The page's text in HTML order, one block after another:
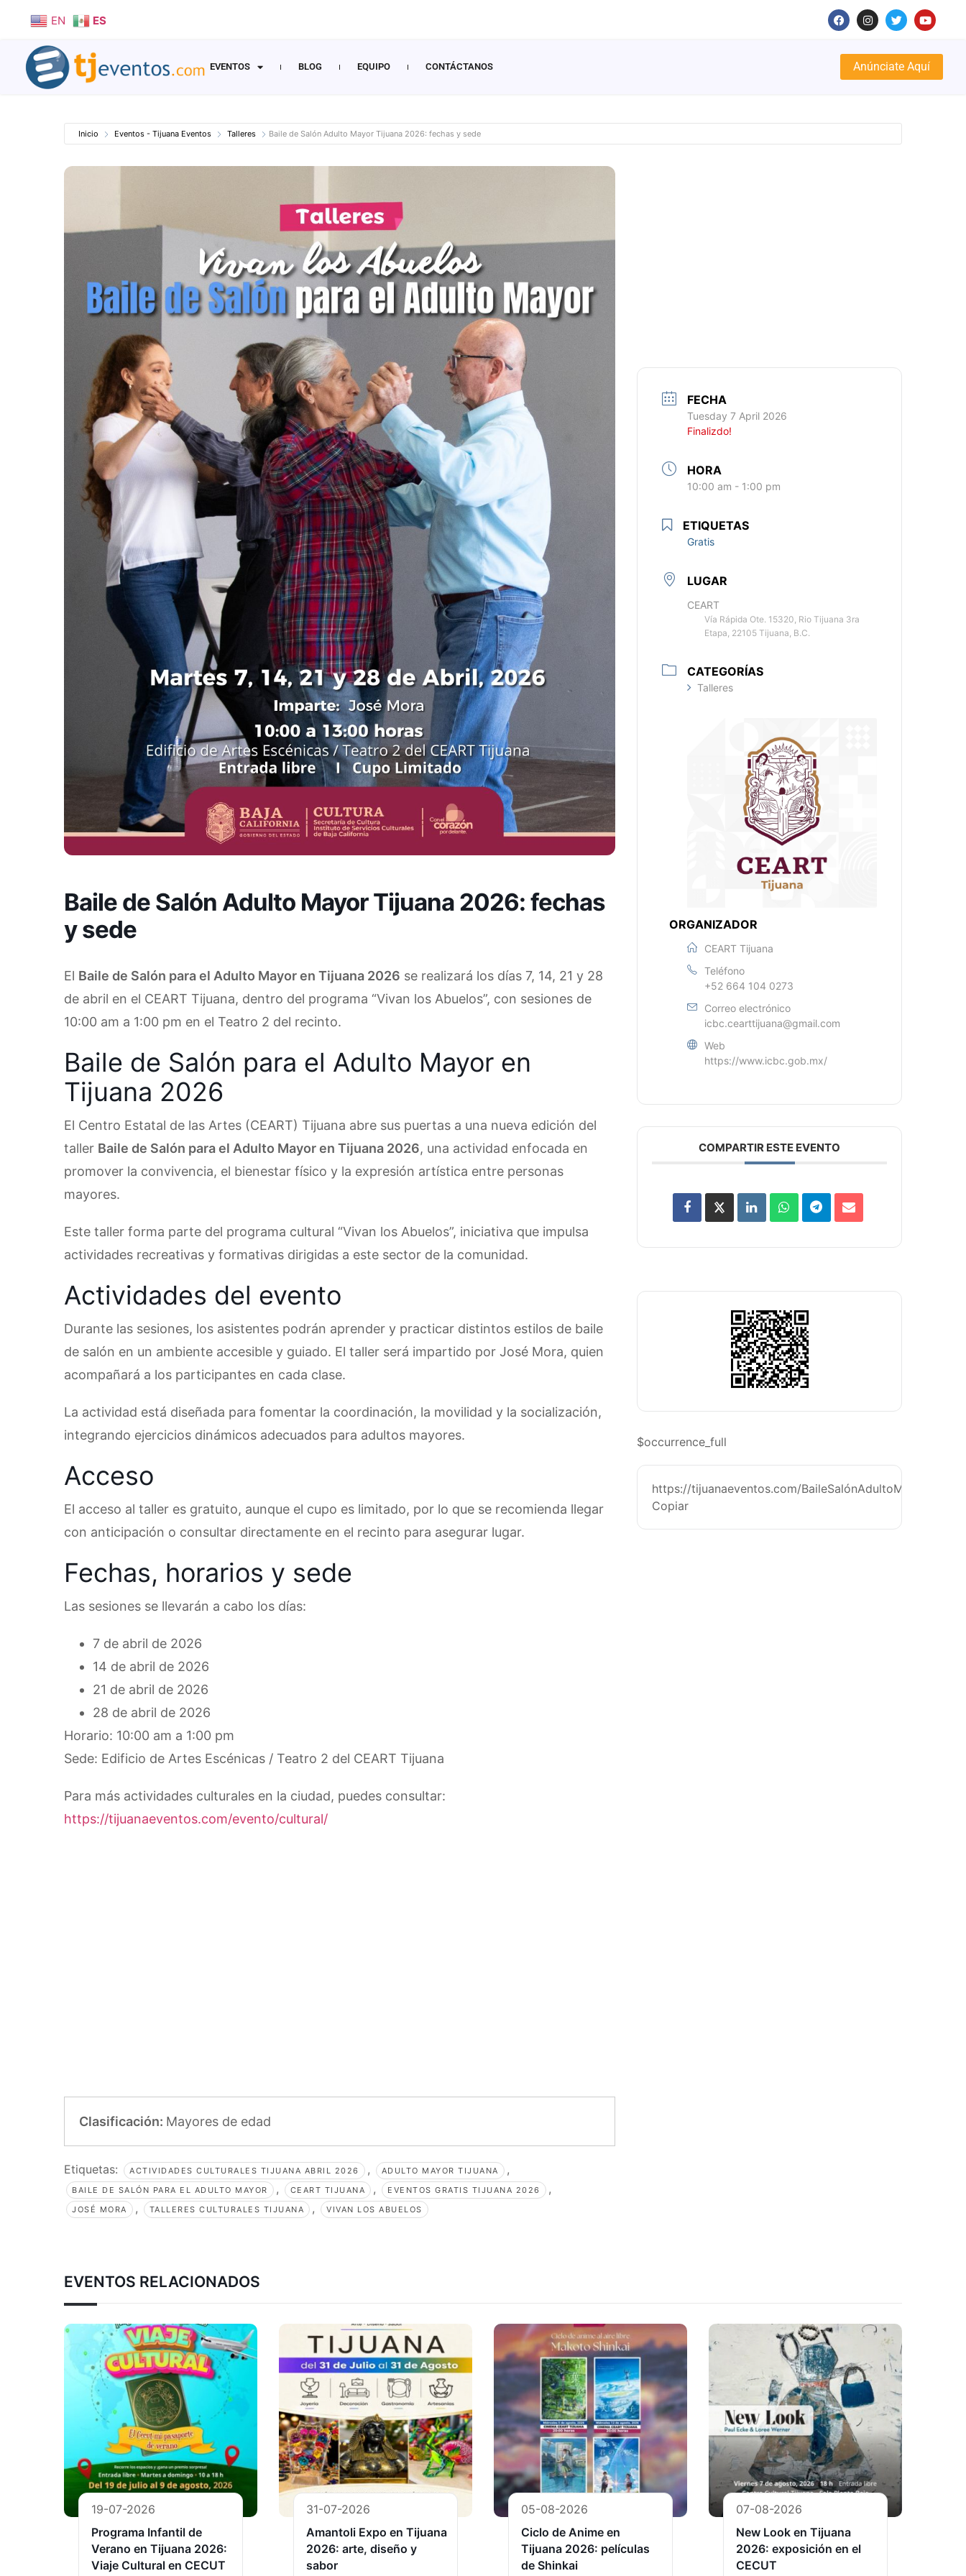
EN ES
EVENTOS BLOG EQUIPO CONTÁCTANOS Anúnciate Aquí
Inicio Eventos - Tijuana Eventos Talleres Baile de Salón Adulto Mayor Tijuana 2026: fechas y sede
Baile de Salón Adulto Mayor Tijuana 2026: fechas
y sede
El Baile de Salón para el Adulto Mayor en Tijuana 2026 se realizará los días 7, 14, 21 y 28
de abril en el CEART Tijuana, dentro del programa “Vivan los Abuelos”, con sesiones de
10:00 am a 1:00 pm en el Teatro 2 del recinto.
Baile de Salón para el Adulto Mayor en
Tijuana 2026
El Centro Estatal de las Artes (CEART) Tijuana abre sus puertas a una nueva edición del
taller Baile de Salón para el Adulto Mayor en Tijuana 2026, una actividad enfocada en
promover la convivencia, el bienestar físico y la expresión artística entre personas
mayores.
Este taller forma parte del programa cultural “Vivan los Abuelos”, iniciativa que impulsa
actividades recreativas y formativas dirigidas a este sector de la comunidad.
Actividades del evento
Durante las sesiones, los asistentes podrán aprender y practicar distintos estilos de baile
de salón en un ambiente accesible y guiado. El taller será impartido por José Mora, quien
acompañará a los participantes en cada clase.
La actividad está diseñada para fomentar la coordinación, la movilidad y la socialización,
integrando ejercicios dinámicos adecuados para adultos mayores.
Acceso
El acceso al taller es gratuito, aunque el cupo es limitado, por lo que se recomienda llegar
con anticipación o consultar directamente en el recinto para asegurar lugar.
Fechas, horarios y sede
Las sesiones se llevarán a cabo los días:
7 de abril de 2026
14 de abril de 2026
21 de abril de 2026
28 de abril de 2026
Horario: 10:00 am a 1:00 pm
Sede: Edificio de Artes Escénicas / Teatro 2 del CEART Tijuana
Para más actividades culturales en la ciudad, puedes consultar:
https://tijuanaeventos.com/evento/cultural/
Clasificación: Mayores de edad
Etiquetas: ACTIVIDADES CULTURALES TIJUANA ABRIL 2026 , ADULTO MAYOR TIJUANA ,
BAILE DE SALÓN PARA EL ADULTO MAYOR , CEART TIJUANA , EVENTOS GRATIS TIJUANA 2026 ,
JOSÉ MORA , TALLERES CULTURALES TIJUANA , VIVAN LOS ABUELOS
FECHA
Tuesday 7 April 2026
Finalizdo!
HORA
10:00 am - 1:00 pm
ETIQUETAS
Gratis
LUGAR
CEART
Vía Rápida Ote. 15320, Rio Tijuana 3ra
Etapa, 22105 Tijuana, B.C.
CATEGORÍAS
Talleres
ORGANIZADOR
CEART Tijuana
Teléfono
+52 664 104 0273
Correo electrónico
icbc.cearttijuana@gmail.com
Web
https://www.icbc.gob.mx/
COMPARTIR ESTE EVENTO
$occurrence_full
https://tijuanaeventos.com/BaileSalónAdultoMTj26
Copiar
EVENTOS RELACIONADOS
19-07-2026
Programa Infantil de
Verano en Tijuana 2026:
Viaje Cultural en CECUT
31-07-2026
Amantoli Expo en Tijuana
2026: arte, diseño y
sabor
05-08-2026
Ciclo de Anime en
Tijuana 2026: películas
de Shinkai
07-08-2026
New Look en Tijuana
2026: exposición en el
CECUT